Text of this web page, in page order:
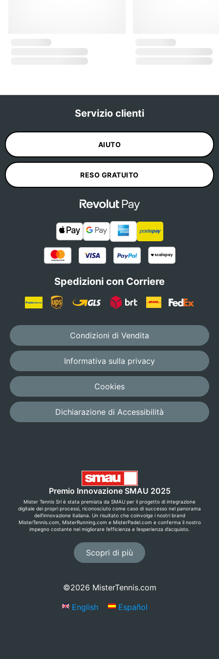
Servizio clienti
AIUTO
RESO GRATUITO
Spedizioni con Corriere
Condizioni di Vendita
Informativa sulla privacy
Cookies
Dichiarazione di Accessibilità
Premio Innovazione SMAU 2025
Mister Tennis Srl è stata premiata da SMAU per il progetto di integrazione
digitale dei propri processi, riconosciuto come caso di successo nel panorama
dell’innovazione italiana. Un risultato che coinvolge i nostri brand
MisterTennis.com, MisterRunning.com e MisterPadel.com e conferma il nostro
impegno costante nel migliorare l’efficienza e l’esperienza d’acquisto.
Scopri di più
©2026 MisterTennis.com
English
Español